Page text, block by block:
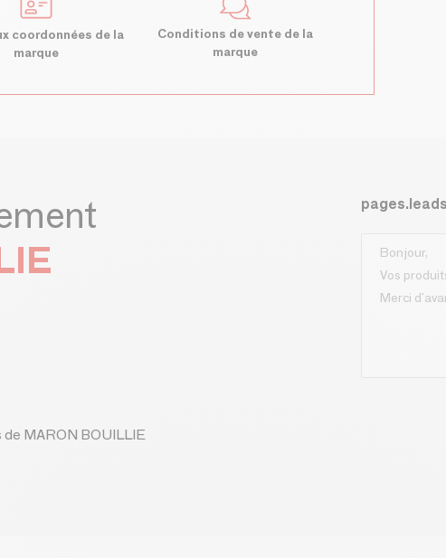
coordonnées de la
marque
Conditions de vente de la
marque
MARON BOUILLIE